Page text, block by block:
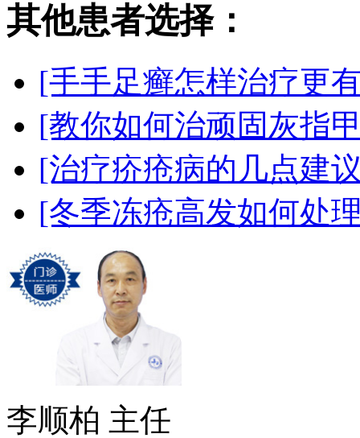
其他患者选择：
[手手足癣怎样治疗更
[教你如何治顽固灰指
[治疗疥疮病的几点建
[冬季冻疮高发如何处
李顺柏 主任